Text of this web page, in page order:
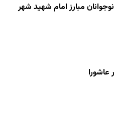
مبارز امام شهید شهر